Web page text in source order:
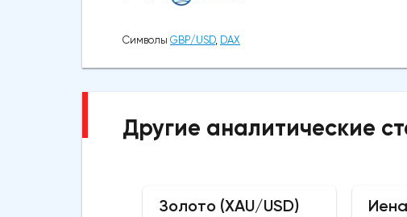
Символы GBP/USD, DAX
Другие аналитические
Золото (XAU/USD)